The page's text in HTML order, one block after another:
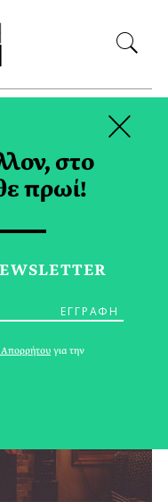
στο
πρωί!
Απορρήτου για την
×